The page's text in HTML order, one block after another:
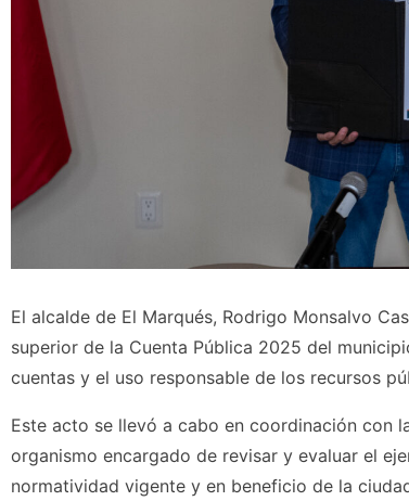
El alcalde de El Marqués, Rodrigo Monsalvo
superior de la Cuenta Pública 2025 del
cuentas y el uso responsable de los recursos
Este acto se llevó a cabo en coordinación con
organismo encargado de revisar y evaluar el
normatividad vigente y en beneficio de la